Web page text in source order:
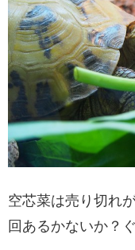
空芯菜は売り切れ
回あるかないか？